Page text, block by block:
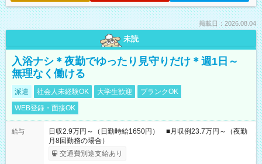
掲載日：2026.08.04
未読
入浴ナシ＊夜勤でゆったり見守りだけ＊週1日～
無理なく働ける
派遣 社会人未経験OK 大学生歓迎
ブランクOK
WEB登録・面接OK
給与
日収2.9万円～（日勤時給1650円） ■月収例23.7万円～（夜勤
月8回勤務の場合）
交通費別途支給あり